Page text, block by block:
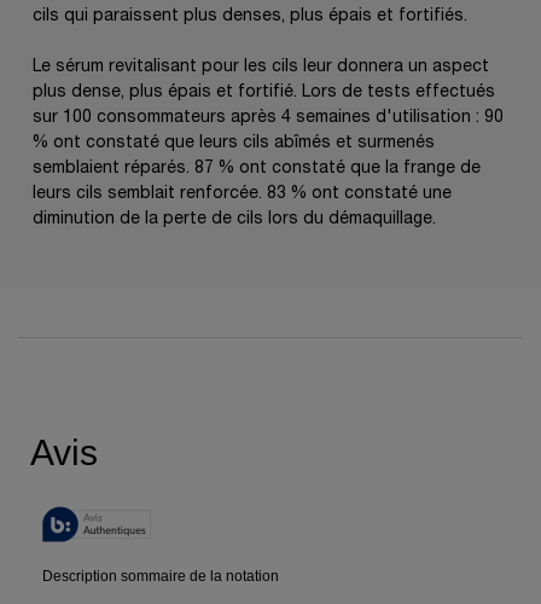
cils qui paraissent plus denses, plus épais et fortifiés.
Le sérum revitalisant pour les cils leur donnera un aspect
plus dense, plus épais et fortifié. Lors de tests effectués
sur 100 consommateurs après 4 semaines d'utilisation : 90
% ont constaté que leurs cils abîmés et surmenés
semblaient réparés. 87 % ont constaté que la frange de
leurs cils semblait renforcée. 83 % ont constaté une
diminution de la perte de cils lors du démaquillage.